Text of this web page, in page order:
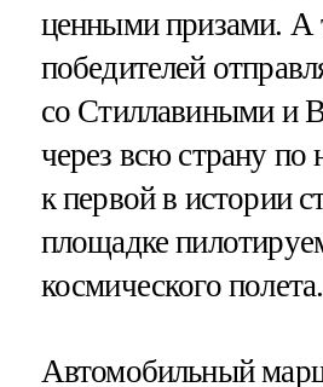
ценными призами. А
победителей
со Стиллавиными и
через всю страну по
к первой в истории
площадке
космического полета.
Автомобильный